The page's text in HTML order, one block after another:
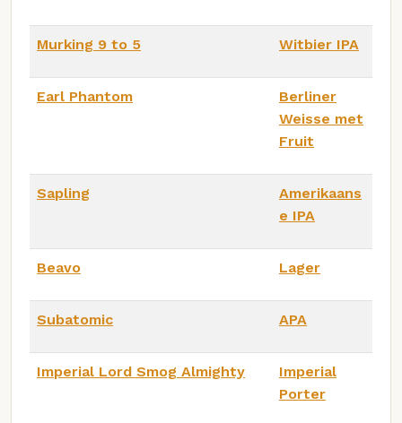
Murking 9 to 5 Witbier IPA
Earl Phantom
Berliner
Weisse met
Fruit
Sapling
Amerikaans
e IPA
Beavo Lager
Subatomic APA
Imperial Lord Smog Almighty
Imperial
Porter